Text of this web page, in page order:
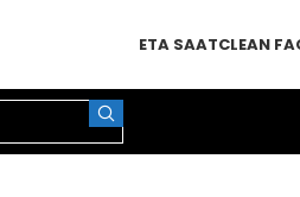
ETA SAATCLEAN